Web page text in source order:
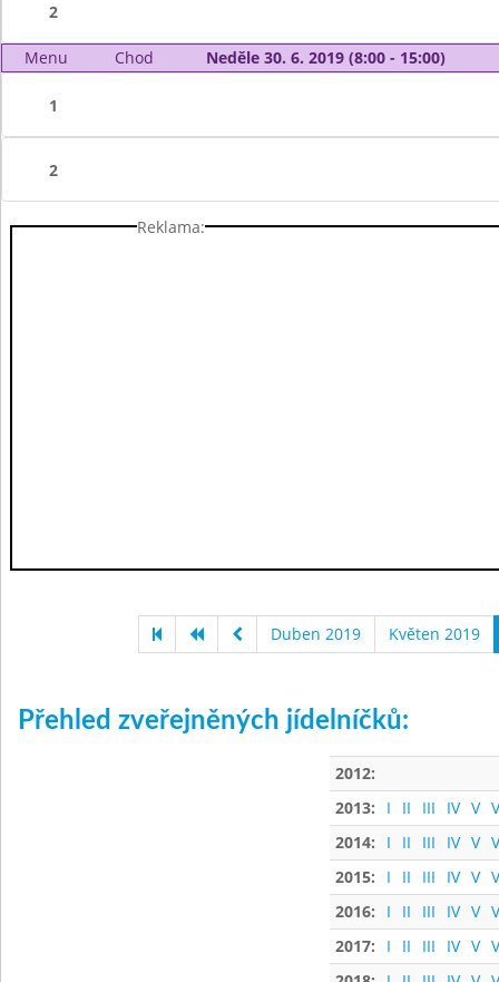
2
Menu Chod Neděle 30. 6. 2019 (8:00 - 15:00)
1
2
Reklama:
Duben 2019 Květen 2019
Přehled zveřejněných jídelníčků:
2012:
2013:
I II III IV V
2014:
I II III IV V
2015:
I II III IV V
2016:
I II III IV V
2017:
I II III IV V